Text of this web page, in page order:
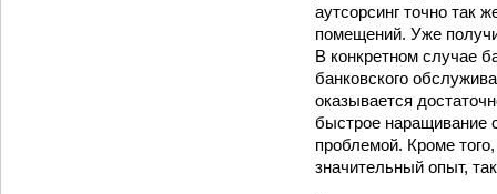
аутсорсинг точно так
помещений. Уже
В конкретном случае
банковского
оказывается
быстрое наращивание
проблемой. Кроме
значительный опыт,